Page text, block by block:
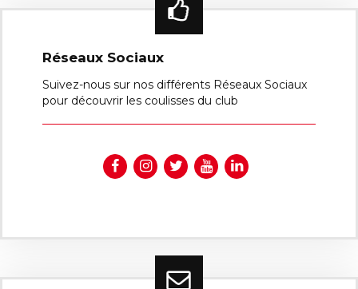
Réseaux Sociaux
Suivez-nous sur nos différents Réseaux Sociaux
pour découvrir les coulisses du club